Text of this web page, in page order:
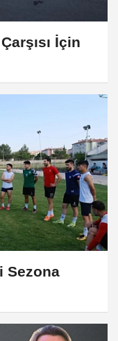
İçin
Sezona